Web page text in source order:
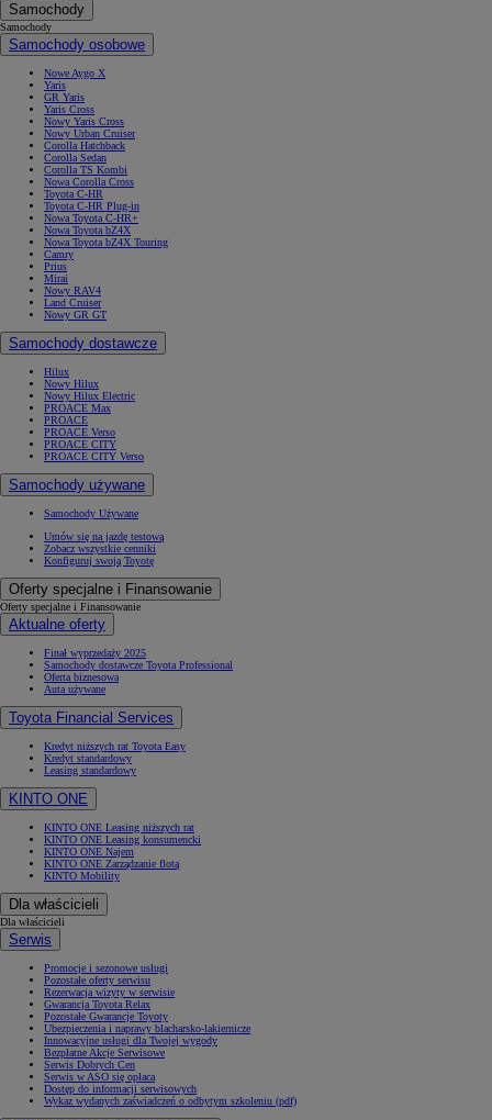
Samochody
Samochody
Samochody osobowe
Nowe Aygo X
Yaris
GR Yaris
Yaris Cross
Nowy Yaris Cross
Nowy Urban Cruiser
Corolla Hatchback
Corolla Sedan
Corolla TS Kombi
Nowa Corolla Cross
Toyota C-HR
Toyota C-HR Plug-in
Nowa Toyota C-HR+
Nowa Toyota bZ4X
Nowa Toyota bZ4X Touring
Camry
Prius
Mirai
Nowy RAV4
Land Cruiser
Nowy GR GT
Samochody dostawcze
Hilux
Nowy Hilux
Nowy Hilux Electric
PROACE Max
PROACE
PROACE Verso
PROACE CITY
PROACE CITY Verso
Samochody używane
Samochody Używane
Umów się na jazdę testową
Zobacz wszystkie cenniki
Konfiguruj swoją Toyotę
Oferty specjalne i Finansowanie
Oferty specjalne i Finansowanie
Aktualne oferty
Finał wyprzedaży 2025
Samochody dostawcze Toyota Professional
Oferta biznesowa
Auta używane
Toyota Financial Services
Kredyt niższych rat Toyota Easy
Kredyt standardowy
Leasing standardowy
KINTO ONE
KINTO ONE Leasing niższych rat
KINTO ONE Leasing konsumencki
KINTO ONE Najem
KINTO ONE Zarządzanie flotą
KINTO Mobility
Dla właścicieli
Dla właścicieli
Serwis
Promocje i sezonowe usługi
Pozostałe oferty serwisu
Rezerwacja wizyty w serwisie
Gwarancja Toyota Relax
Pozostałe Gwarancje Toyoty
Ubezpieczenia i naprawy blacharsko-lakiernicze
Innowacyjne usługi dla Twojej wygody
Bezpłatne Akcje Serwisowe
Serwis Dobrych Cen
Serwis w ASO się opłaca
Dostęp do informacji serwisowych
Wykaz wydanych zaświadczeń o odbytym szkoleniu (pdf)